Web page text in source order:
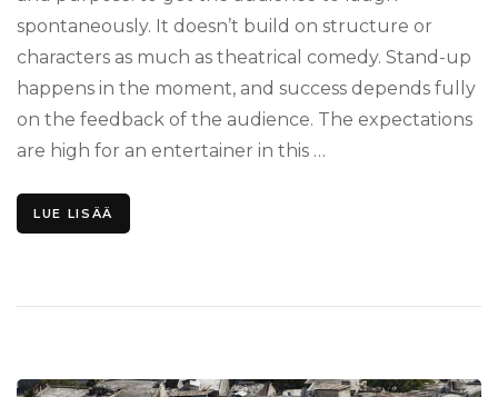
spontaneously. It doesn’t build on structure or
characters as much as theatrical comedy. Stand-up
happens in the moment, and success depends fully
on the feedback of the audience. The expectations
are high for an entertainer in this …
LUE LISÄÄ